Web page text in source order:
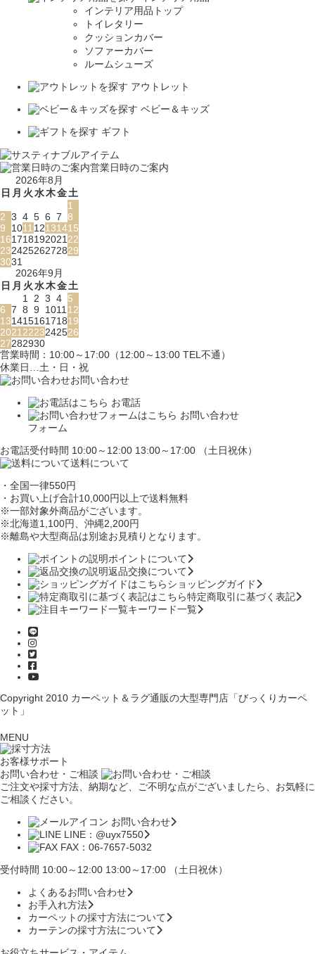
インテリア用品トップ
トイレタリー
クッションカバー
ソファーカバー
ルームシューズ
アウトレット
ベビー＆キッズ
ギフト
営業日時のご案内
2026年8月
日 月 火水木金土
1
2 3 4 5 6 7 8
9
101112131415
16171819202122
23242526272829
3031
2026年9月
日 月 火水木金土
1 2 3 4 5
6 7 8 9 101112
13141516171819
20212223242526
27282930
営業時間：10:00～17:00（12:00～13:00 TEL不通）
休業日…土・日・祝
お問い合わせ
お電話
お問い合わせ
フォーム
お電話受付時間 10:00～12:00 13:00～17:00 （土日祝休）
送料について
・全国一律550円
・お買い上げ合計10,000円 以上で送料無料
※一部対象外商品がございます。
※北海道1,100円、沖縄2,200円
※離島や大型商品は別途お見積りとなります。
ポイントについて
返品交換について
ショッピングガイド
特定商取引に基づく表記
キーワード一覧
Copyright 2010 カーペット＆ラグ通販の大型専門店「びっくりカーペ
ット」
MENU
お客様サポート
お問い合わせ・ご相談
ご注文や採寸方法、納期など、ご不明な点がございましたら、お気軽に
ご相談ください。
お問い合わせ
LINE：@uyx7550
FAX：06-7657-5032
受付時間 10:00～12:00 13:00～17:00 （土日祝休）
よくあるお問い合わせ
お手入れ方法
カーペットの採寸方法について
カーテンの採寸方法について